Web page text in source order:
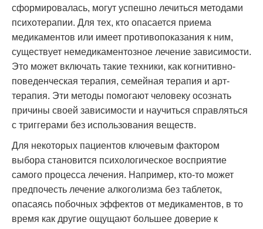
сформировалась, могут успешно лечиться методами
психотерапии. Для тех, кто опасается приема
медикаментов или имеет противопоказания к ним,
существует немедикаментозное лечение зависимости.
Это может включать такие техники, как когнитивно-
поведенческая терапия, семейная терапия и арт-
терапия. Эти методы помогают человеку осознать
причины своей зависимости и научиться справляться
с триггерами без использования веществ.
Для некоторых пациентов ключевым фактором
выбора становится психологическое восприятие
самого процесса лечения. Например, кто-то может
предпочесть лечение алкоголизма без таблеток,
опасаясь побочных эффектов от медикаментов, в то
время как другие ощущают большее доверие к